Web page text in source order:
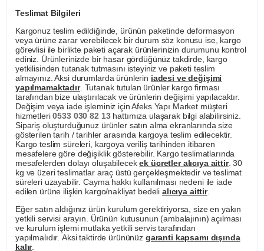
Teslimat Bilgileri
Kargonuz teslim edildiğinde, ürünün paketinde deformasyon
veya ürüne zarar verebilecek bir durum söz konusu ise, kargo
görevlisi ile birlikte paketi açarak ürünlerinizin durumunu kontrol
ediniz. Ürünlerinizde bir hasar gördüğünüz takdirde, kargo
yetkilisinden tutanak tutmasını isteyiniz ve paketi teslim
almayınız. Aksi durumlarda ürünlerin iadesi ve değişimi
yapılmamaktadır. Tutanak tutulan ürünler kargo firması
tarafından bize ulaştırılacak ve ürünlerin değişimi yapılacaktır.
Değişim veya iade işleminiz için Afeks Yapı Market müşteri
hizmetleri0533 030 82 13hattımıza ulaşarak bilgi alabilirsiniz.
Sipariş oluşturduğunuz ürünler satın alma ekranlarında size
gösterilen tarih / tarihler arasında kargoya teslim edilecektir.
Kargo teslim süreleri, kargoya veriliş tarihinden itibaren
mesafelere göre değişiklik gösterebilir. Kargo teslimatlarında
mesafelerden dolayı oluşabilecekek ücretler alıcıya aittir. 30
kg ve üzeri teslimatlar araç üstü gerçekleşmektedir ve teslimat
süreleri uzayabilir. Cayma hakkı kullanılması nedeni ile iade
edilen ürüne ilişkin kargo/nakliyat bedeli alıcıya aittir.
Eğer satın aldığınız ürün kurulum gerektiriyorsa, size en yakın
yetkili servisi arayın. Ürünün kutusunun (ambalajının) açılması
ve kurulum işlemi mutlaka yetkili servis tarafından
yapılmalıdır. Aksi taktirde ürününüz garanti kapsamı dışında
kalır.